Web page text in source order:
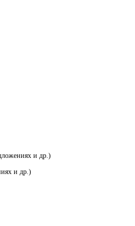
и др.)
и др.)